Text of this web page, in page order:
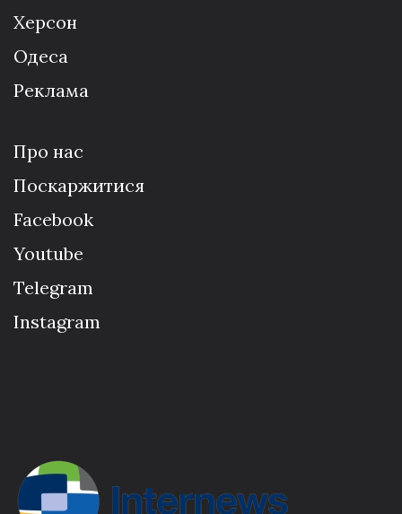
Херсон
Одеса
Реклама
Про нас
Поскаржитися
Facebook
Youtube
Telegram
Instagram